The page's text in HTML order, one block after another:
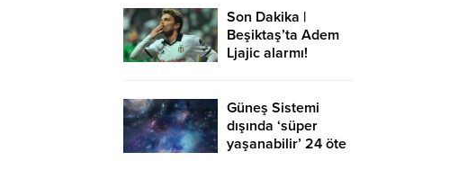
Son Dakika |
Beşiktaş’ta Adem
Ljajic alarmı!
Güneş Sistemi
dışında ‘süper
yaşanabilir’ 24 öte